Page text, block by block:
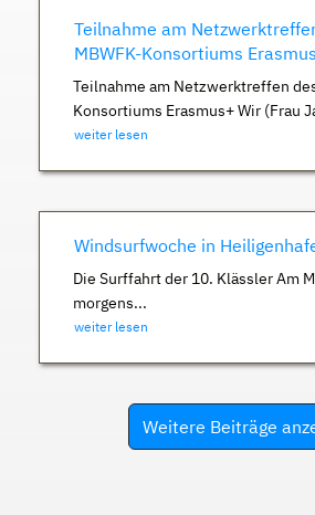
Teilnahme am
MBWFK-Konsortiums
Teilnahme am Netzwerktreffen
Konsortiums Erasmus+ Wir (Frau
weiter lesen
Windsurfwoche in
Die Surffahrt der 10. Klässler Am
morgens...
weiter lesen
Weitere Beiträge